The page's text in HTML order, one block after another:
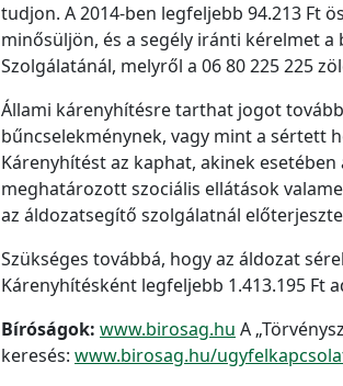
tudjon. A 2014-ben legfeljebb 94.213 Ft
minősüljön, és a segély iránti kérelmet
Szolgálatánál, melyről a 06 80 225 225
Állami kárenyhítésre tarthat jogot
bűncselekménynek, vagy mint a sértett
Kárenyhítést az kaphat, akinek
meghatározott szociális ellátások
az áldozatsegítő szolgálatnál
Szükséges továbbá, hogy az áldozat
Kárenyhítésként legfeljebb 1.413.195 Ft
Bíróságok: www.birosag.hu A
keresés: www.birosag.hu/